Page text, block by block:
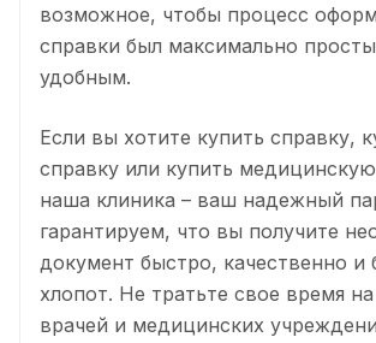
возможное, чтобы процесс
справки был максимально
удобным.
Если вы хотите купить справку,
справку или купить
наша клиника – ваш надежный
гарантируем, что вы получите
документ быстро, качественно и
хлопот. Не тратьте свое время
врачей и медицинских